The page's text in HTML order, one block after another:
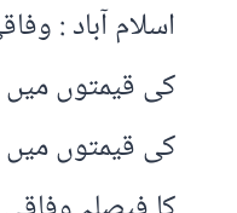
اسلام آباد :